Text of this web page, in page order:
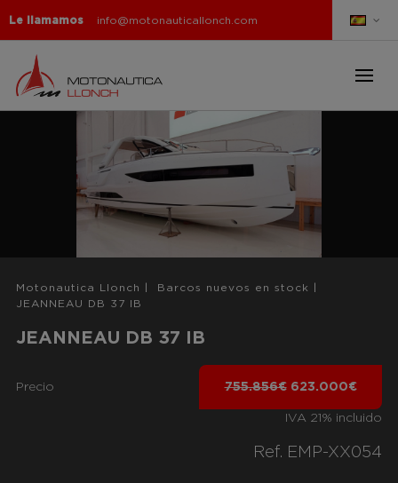
Le llamamos info@motonauticallonch.com
Motonautica Llonch Barcos nuevos en stock
JEANNEAU DB 37 IB
JEANNEAU DB 37 IB
Precio 755.856€ 623.000€
IVA 21% incluido
Ref. EMP-XX054